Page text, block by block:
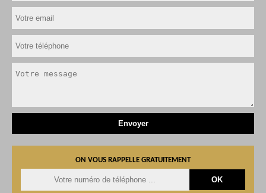
ON VOUS RAPPELLE GRATUITEMENT